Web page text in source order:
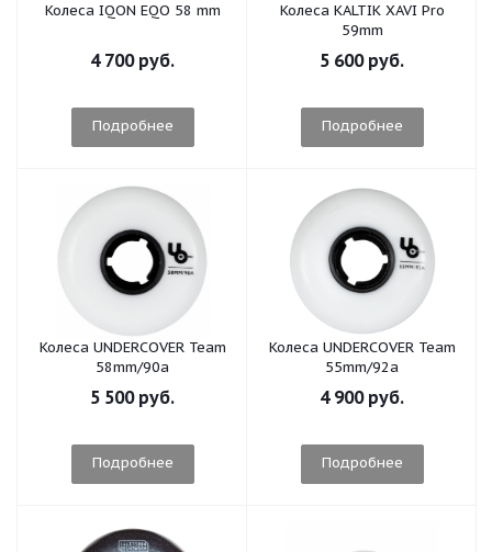
Колеса IQON EQO 58 mm
4 700 руб.
Подробнее
Колеса KALTIK XAVI Pro
59mm
5 600 руб.
Подробнее
Колеса UNDERCOVER Team
58mm/90a
5 500 руб.
Подробнее
Колеса UNDERCOVER Team
55mm/92a
4 900 руб.
Подробнее